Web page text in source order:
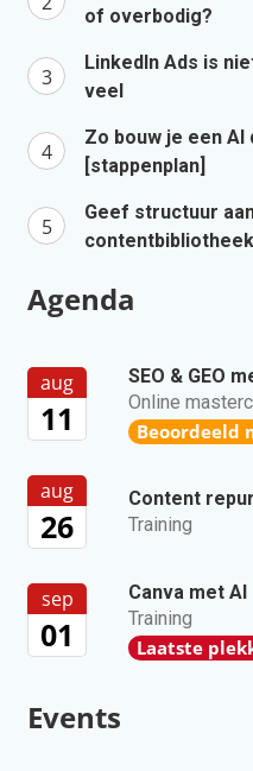
of overbodig?
LinkedIn Ads is
veel
Zo bouw je een
[stappenplan]
Geef structuur
Agenda
aug
11
SEO & GEO
Online
Beoordeeld
aug
26
Content
Training
sep
01
Canva met AI
Training
Laatste
Events